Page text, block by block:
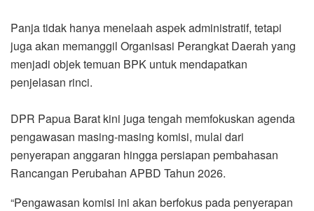
Panja tidak hanya menelaah aspek administratif, tetapi
juga akan memanggil Organisasi Perangkat Daerah yang
menjadi objek temuan BPK untuk mendapatkan
penjelasan rinci.
DPR Papua Barat kini juga tengah memfokuskan agenda
pengawasan masing-masing komisi, mulai dari
penyerapan anggaran hingga persiapan pembahasan
Rancangan Perubahan APBD Tahun 2026.
“Pengawasan komisi ini akan berfokus pada penyerapan